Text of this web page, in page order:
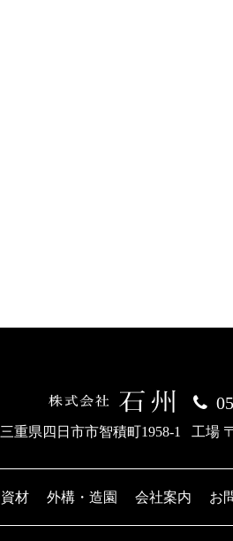
重県四日市市智積町1958-1 工場
材 外構・造園 会社案内 お